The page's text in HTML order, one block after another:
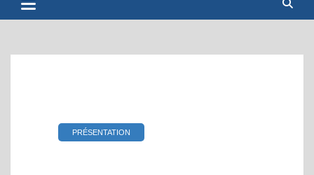
PRÉSENTATION